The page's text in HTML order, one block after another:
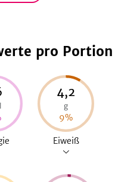
pro Portion
4,2
g
9%
Eiweiß